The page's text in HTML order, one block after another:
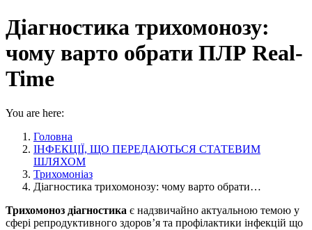
Діагностика трихомонозу:
чому варто обрати ПЛР Real-
Time
You are here:
Головна
ІНФЕКЦІЇ, ЩО ПЕРЕДАЮТЬСЯ СТАТЕВИМ
ШЛЯХОМ
Трихомоніаз
Діагностика трихомонозу: чому варто обрати…
Трихомоноз діагностика є надзвичайно актуальною темою у
сфері репродуктивного здоров’я та профілактики інфекцій що